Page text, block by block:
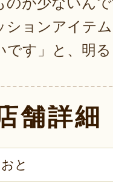
ションアイテ
です」と、明
舗詳細
と